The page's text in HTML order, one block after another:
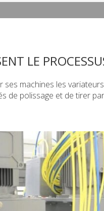
LE
machines les
de polissage et de tirer